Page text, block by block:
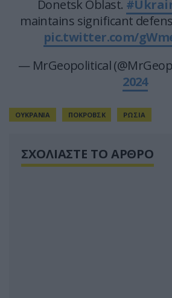
Donetsk Oblast.
maintains significant
pic.twitter.com/
— MrGeopolitical
2024
ΟΥΚΡΑΝΙΑ ΠΟΚΡΟΒΣΚ ΡΩΣΙΑ
ΣΧΟΛΙΑΣΤΕ ΤΟ ΑΡΘΡΟ